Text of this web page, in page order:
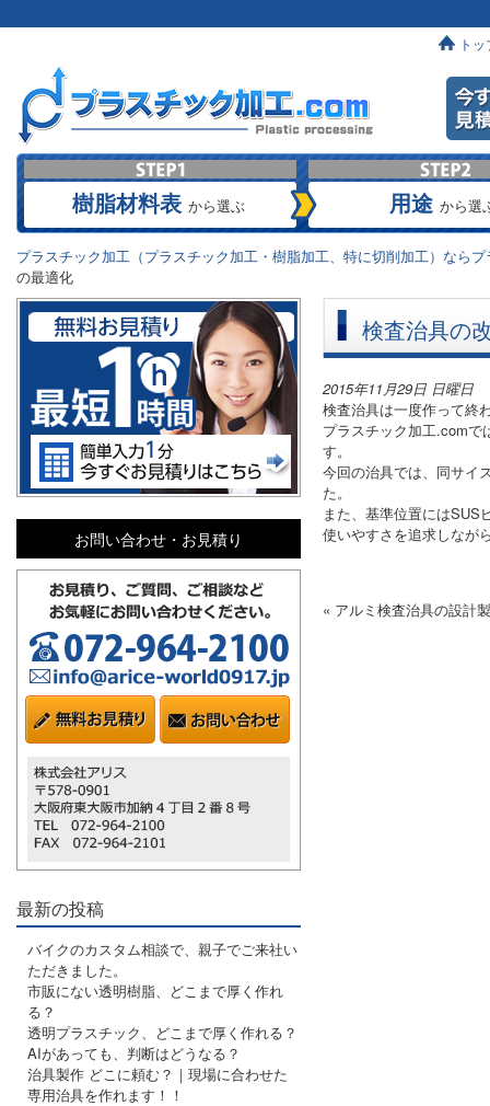
トッ
樹脂材料表 から選ぶ 用途 から選
プラスチック加工（プラスチック加工・樹脂加工、特に切削加工）なら
の最適化
検査治具の
2015年11月29日 日曜日
検査治具は一度作って終
プラスチック加工.comで
す。
今回の治具では、同サイ
た。
また、基準位置にはSUS
使いやすさを追求しなが
« アルミ検査治具の設計
お問い合わせ・お見積り
最新の投稿
バイクのカスタム相談で、親子でご来社い
ただきました。
市販にない透明樹脂、どこまで厚く作れ
る？
透明プラスチック、どこまで厚く作れる？
AIがあっても、判断はどうなる？
治具製作 どこに頼む？｜現場に合わせた
専用治具を作れます！！